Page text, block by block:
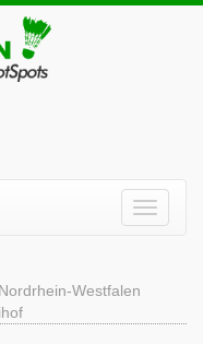
Nordrhein-Westfalen